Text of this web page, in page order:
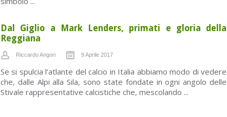
Dal Giglio a Mark Lenders, primati e gloria della
Reggiana
Riccardo Angori 9 Aprile 2017
Se si spulcia l’atlante del calcio in Italia abbiamo modo di vedere
che, dalle Alpi alla Sila, sono state fondate in ogni angolo delle
Stivale rappresentative calcistiche che, mescolando ...